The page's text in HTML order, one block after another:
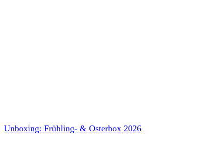
Unboxing: Frühling- & Osterbox 2026